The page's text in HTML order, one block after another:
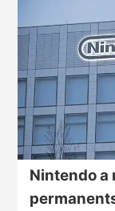
Nintendo